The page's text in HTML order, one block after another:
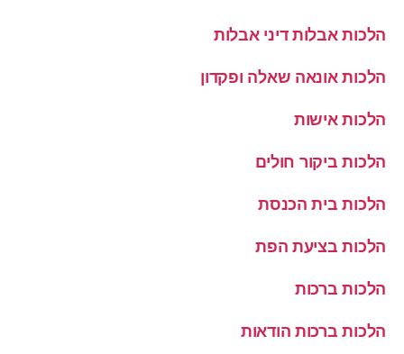
הלכות אבלות דיני אבלות
הלכות אונאה שאלה ופקדון
הלכות אישות
הלכות ביקור חולים
הלכות בית הכנסת
הלכות בציעת הפת
הלכות ברכות
הלכות ברכות הודאות